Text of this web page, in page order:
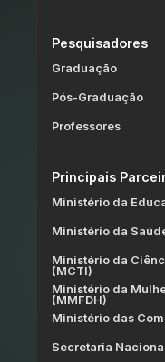
Pesquisadores
Graduação
Pós-Graduação
Professores
Principais
Ministério da
Ministério da
Ministério da
(MCTI)
Ministério da
(MMFDH)
Ministério das
Secretaria